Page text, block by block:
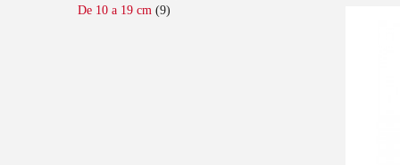
De 10 a 19 cm (9)